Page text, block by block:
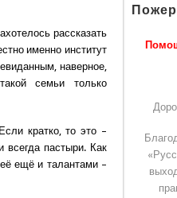
рассказать
именно институт
наверное,
семьи только
кратко, то это –
пастыри. Как
ещё и талантами –